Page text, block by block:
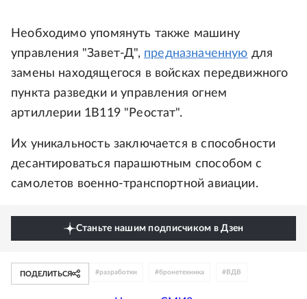
Необходимо упомянуть также машину
управления "Завет-Д", предназначенную для
замены находящегося в войсках передвижного
пункта разведки и управления огнем
артиллерии 1В119 "Реостат".
Их уникальность заключается в способности
десантироваться парашютным способом с
самолетов военно-транспортной авиации.
Станьте нашим подписчиком в Дзен
ПОДЕЛИТЬСЯ #разработки #бронетехника # ВДВ